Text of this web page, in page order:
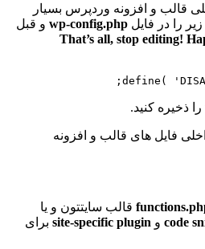
قالب و افزونه وردپرس بسیار
را در فایل wp-config.php و قبل
That’s all, stop editing!
define(
را ذخیره کنید.
فایل های قالب و افزونه
قالب سایتتون و یا
code و site-specific plugin برای